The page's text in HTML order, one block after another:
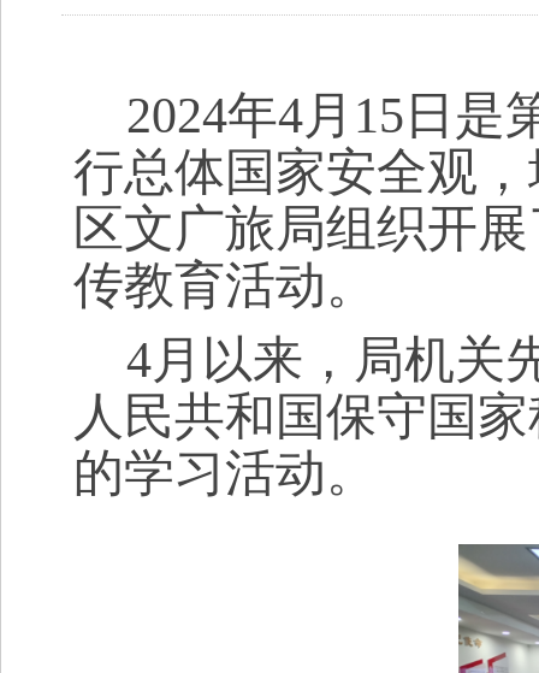
2024年4月15日是
行总体国家安全观，
区文广旅局组织开展
传教育活动。
4月以来，局机关
人民共和国保守国
的学习活动。